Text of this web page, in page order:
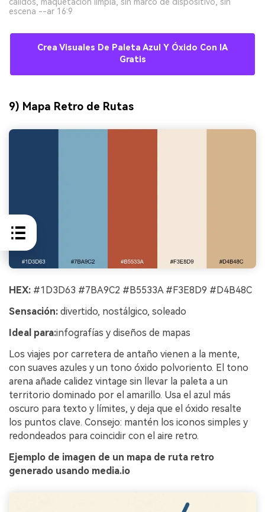
cálidos, maquetación limpia, sin marco de dispositivo, sin
escena --ar 16:9
Crea Visuales De Paleta Azul Y Óxido Con IA
Gratis
9) Mapa Retro de Rutas
HEX: #1D3D63 #7BA9C2 #B5533A #F3E8D9 #D4B48C
Sensación: divertido, nostálgico, soleado
Ideal para:infografías y diseños de mapas
Los viajes por carretera de antaño vienen a la mente,
con suaves azules y un tono óxido polvoriento. El tono
arena añade calidez vintage sin llevar la paleta a un
territorio dominado por el amarillo. Usa el azul más
oscuro para texto y límites, y deja que el óxido resalte
los puntos clave. Consejo: mantén los iconos simples y
redondeados para coincidir con el aire retro.
Ejemplo de imagen de un mapa de ruta retro
generado usando media.io